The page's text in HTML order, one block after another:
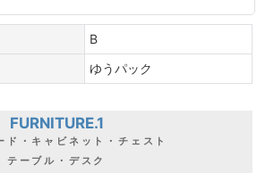
B
ゆうパック
FURNITURE.1
ド・キャビネット・チェスト
テーブル・デスク